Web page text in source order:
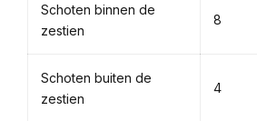
Schoten binnen de
zestien
8
Schoten buiten de
zestien
4